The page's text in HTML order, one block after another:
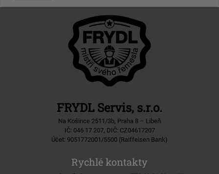
FRYDL Servis, s.r.o.
Na Košince 2511/3b, Praha 8 – Libeň
IČ: 046 17 207, DIČ: CZ04617207
Účet: 9051772001/5500 (Raiffeisen Bank)
Rychlé kontakty